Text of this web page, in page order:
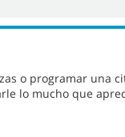
o programar una
lo mucho que